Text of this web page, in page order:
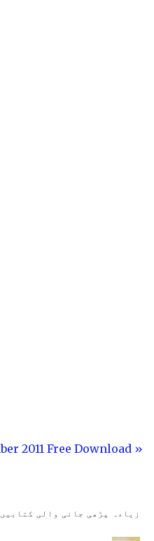
« Monthly Jasoosi September 2011 Free Download
زیادہ پڑھی جانی والی کتابیں